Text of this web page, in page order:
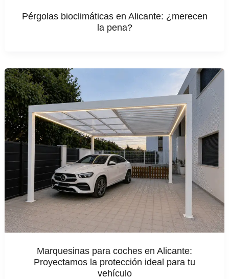
Pérgolas bioclimáticas en Alicante: ¿merecen
la pena?
Marquesinas para coches en Alicante:
Proyectamos la protección ideal para tu
vehículo